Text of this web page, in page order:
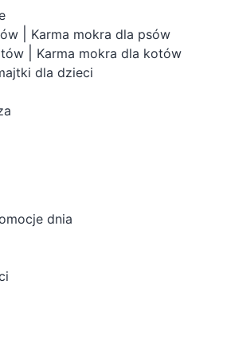
Karma mokra dla psów
Karma mokra dla kotów
dla dzieci
dnia